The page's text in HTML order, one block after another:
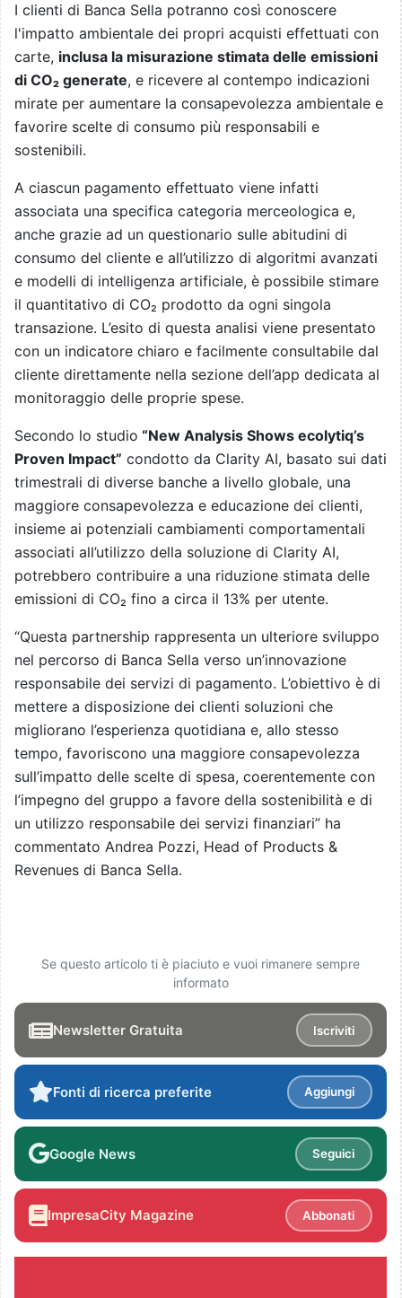
I clienti di Banca Sella potranno così conoscere
l'impatto ambientale dei propri acquisti effettuati con
carte, inclusa la misurazione stimata delle emissioni
di CO₂ generate, e ricevere al contempo indicazioni
mirate per aumentare la consapevolezza ambientale e
favorire scelte di consumo più responsabili e
sostenibili.
A ciascun pagamento effettuato viene infatti
associata una specifica categoria merceologica e,
anche grazie ad un questionario sulle abitudini di
consumo del cliente e all’utilizzo di algoritmi avanzati
e modelli di intelligenza artificiale, è possibile stimare
il quantitativo di CO₂ prodotto da ogni singola
transazione. L’esito di questa analisi viene presentato
con un indicatore chiaro e facilmente consultabile dal
cliente direttamente nella sezione dell’app dedicata al
monitoraggio delle proprie spese.
Secondo lo studio “New Analysis Shows ecolytiq’s
Proven Impact” condotto da Clarity AI, basato sui dati
trimestrali di diverse banche a livello globale, una
maggiore consapevolezza e educazione dei clienti,
insieme ai potenziali cambiamenti comportamentali
associati all’utilizzo della soluzione di Clarity AI,
potrebbero contribuire a una riduzione stimata delle
emissioni di CO₂ fino a circa il 13% per utente.
“Questa partnership rappresenta un ulteriore sviluppo
nel percorso di Banca Sella verso un’innovazione
responsabile dei servizi di pagamento. L’obiettivo è di
mettere a disposizione dei clienti soluzioni che
migliorano l’esperienza quotidiana e, allo stesso
tempo, favoriscono una maggiore consapevolezza
sull’impatto delle scelte di spesa, coerentemente con
l’impegno del gruppo a favore della sostenibilità e di
un utilizzo responsabile dei servizi finanziari” ha
commentato Andrea Pozzi, Head of Products &
Revenues di Banca Sella.
Se questo articolo ti è piaciuto e vuoi rimanere sempre
informato
Newsletter Gratuita Iscriviti
Fonti di ricerca preferite Aggiungi
Google News Seguici
ImpresaCity Magazine Abbonati